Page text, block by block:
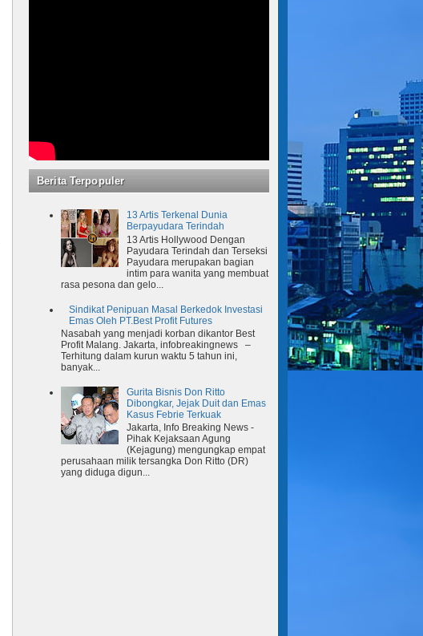
Berita Terpopuler
13 Artis Terkenal Dunia
Berpayudara Terindah
13 Artis Hollywood Dengan
Payudara Terindah dan Terseksi
Payudara merupakan bagian
intim para wanita yang membuat
rasa pesona dan gelo...
Sindikat Penipuan Masal Berkedok Investasi
Emas Oleh PT.Best Profit Futures
Nasabah yang menjadi korban dikantor Best
Profit Malang. Jakarta, infobreakingnews –
Terhitung dalam kurun waktu 5 tahun ini,
banyak...
Gurita Bisnis Don Ritto
Dibongkar, Jejak Duit dan Emas
Kasus Febrie Terkuak
Jakarta, Info Breaking News -
Pihak Kejaksaan Agung
(Kejagung) mengungkap empat
perusahaan milik tersangka Don Ritto (DR)
yang diduga digun...